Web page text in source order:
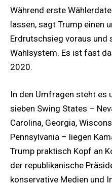
Während erste
lassen, sagt Trump einen
Erdrutschsieg voraus und
Wahlsystem. Es ist fast
2020.
In den Umfragen steht es
sieben Swing States –
Carolina, Georgia,
Pennsylvania – liegen
Trump praktisch Kopf an
der republikanische
konservative Medien und